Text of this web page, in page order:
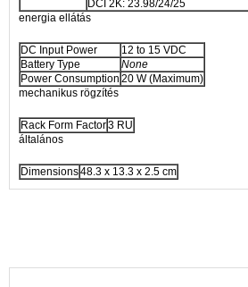
DCI 2K: 23.98/24/25
energia ellátás
DC Input Power
12 to 15 VDC
Battery Type
None
Power Consumption 20 W (Maximum)
mechanikus rögzítés
Rack Form Factor3 RU
általános
Dimensions48.3 x 13.3 x 2.5 cm